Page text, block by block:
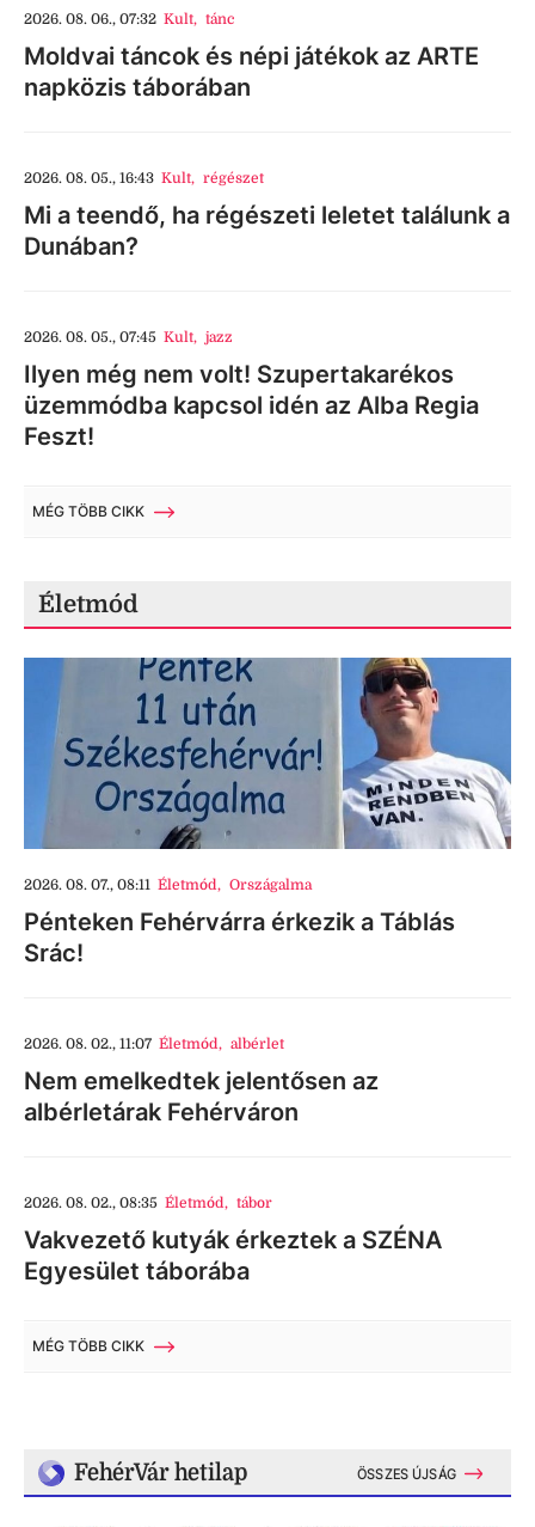
2026. 08. 06., 07:32 Kult, tánc
Moldvai táncok és népi játékok az ARTE
napközis táborában
2026. 08. 05., 16:43 Kult, régészet
Mi a teendő, ha régészeti leletet találunk a
Dunában?
2026. 08. 05., 07:45 Kult, jazz
Ilyen még nem volt! Szupertakarékos
üzemmódba kapcsol idén az Alba Regia
Feszt!
MÉG TÖBB CIKK
Életmód
2026. 08. 07., 08:11 Életmód, Országalma
Pénteken Fehérvárra érkezik a Táblás
Srác!
2026. 08. 02., 11:07 Életmód, albérlet
Nem emelkedtek jelentősen az
albérletárak Fehérváron
2026. 08. 02., 08:35 Életmód, tábor
Vakvezető kutyák érkeztek a SZÉNA
Egyesület táborába
MÉG TÖBB CIKK
FehérVár hetilap ÖSSZES ÚJSÁG